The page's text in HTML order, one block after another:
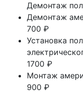
Демонтаж
Демонтаж
700 ₽
Установка
1700 ₽
Монтаж
900 ₽